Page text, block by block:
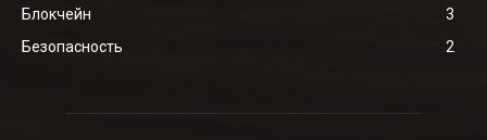
Блокчейн
3
Безопасность
2